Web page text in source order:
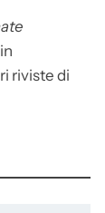
riviste di